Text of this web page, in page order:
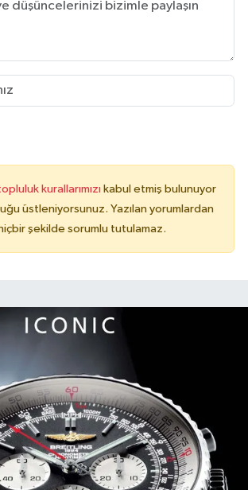
kurallarımızı kabul etmiş bulunuyor
üstleniyorsunuz. Yazılan yorumlardan
şekilde sorumlu tutulamaz.